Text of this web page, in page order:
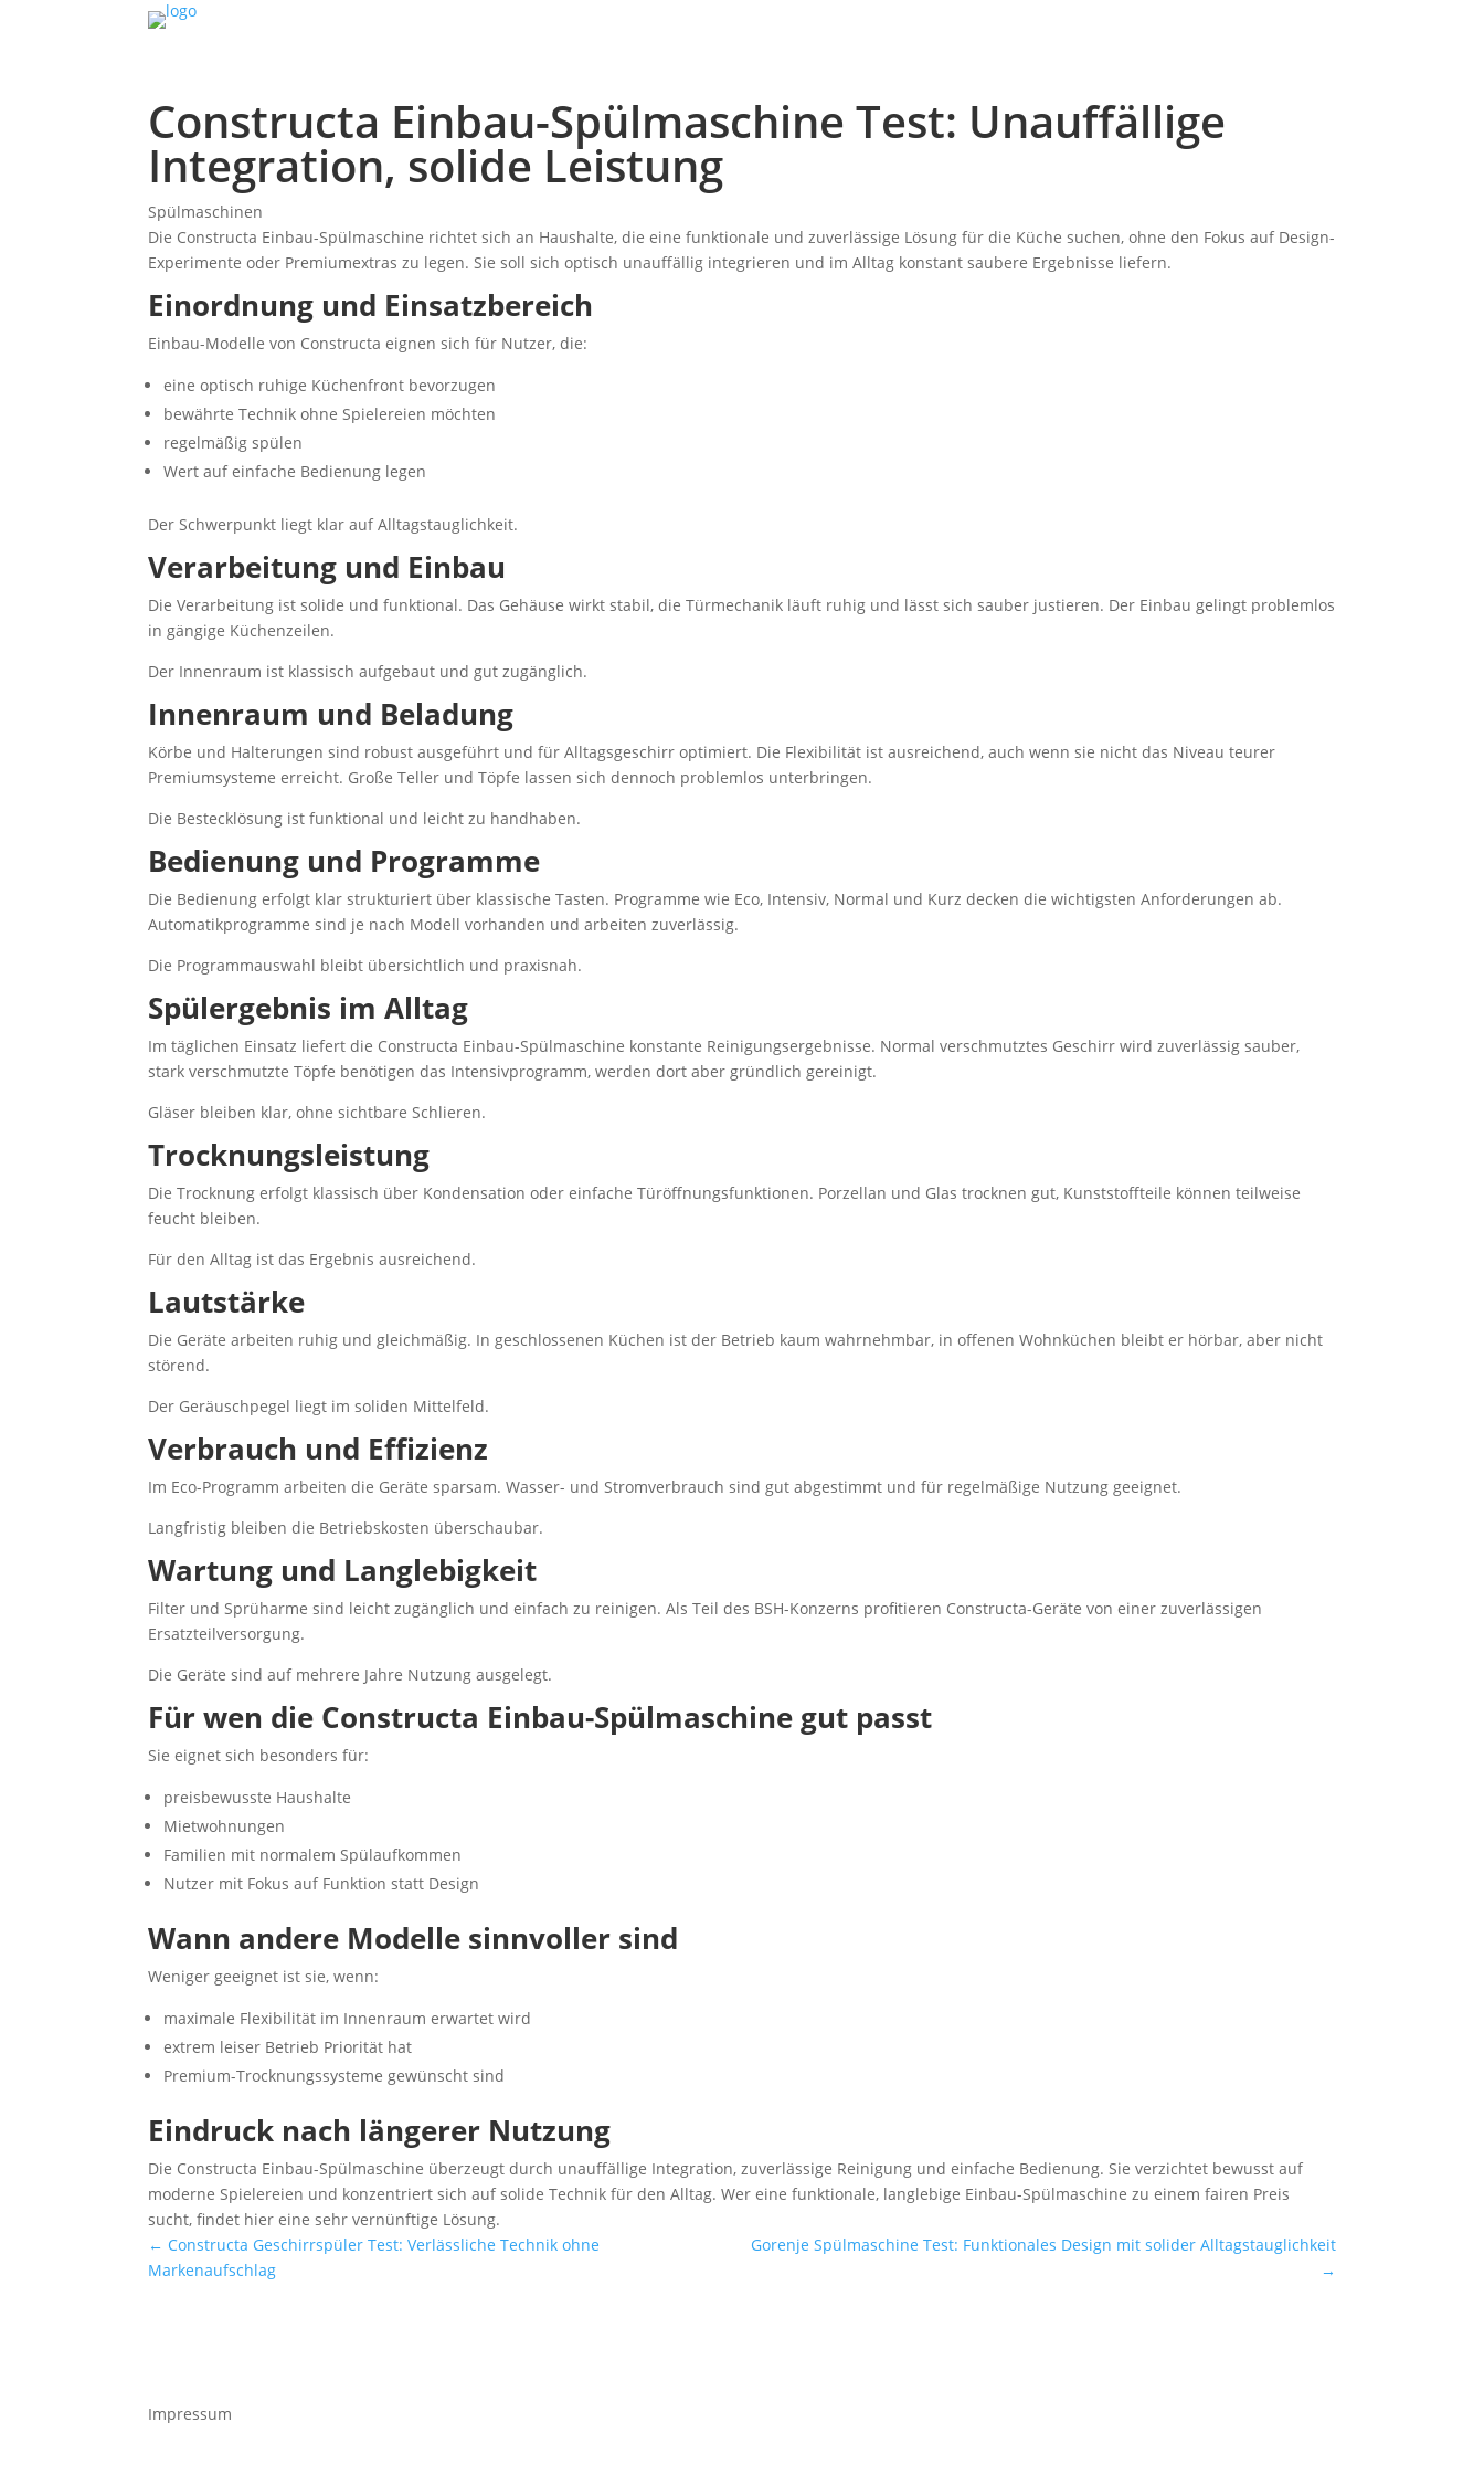
Constructa Einbau-Spülmaschine Test: Unauffällige
Integration, solide Leistung
Spülmaschinen
Die Constructa Einbau-Spülmaschine richtet sich an Haushalte, die eine funktionale und zuverlässige Lösung für die Küche suchen, ohne den Fokus auf Design-
Experimente oder Premiumextras zu legen. Sie soll sich optisch unauffällig integrieren und im Alltag konstant saubere Ergebnisse liefern.
Einordnung und Einsatzbereich
Einbau-Modelle von Constructa eignen sich für Nutzer, die:
eine optisch ruhige Küchenfront bevorzugen
bewährte Technik ohne Spielereien möchten
regelmäßig spülen
Wert auf einfache Bedienung legen
Der Schwerpunkt liegt klar auf Alltagstauglichkeit.
Verarbeitung und Einbau
Die Verarbeitung ist solide und funktional. Das Gehäuse wirkt stabil, die Türmechanik läuft ruhig und lässt sich sauber justieren. Der Einbau gelingt problemlos
in gängige Küchenzeilen.
Der Innenraum ist klassisch aufgebaut und gut zugänglich.
Innenraum und Beladung
Körbe und Halterungen sind robust ausgeführt und für Alltagsgeschirr optimiert. Die Flexibilität ist ausreichend, auch wenn sie nicht das Niveau teurer
Premiumsysteme erreicht. Große Teller und Töpfe lassen sich dennoch problemlos unterbringen.
Die Bestecklösung ist funktional und leicht zu handhaben.
Bedienung und Programme
Die Bedienung erfolgt klar strukturiert über klassische Tasten. Programme wie Eco, Intensiv, Normal und Kurz decken die wichtigsten Anforderungen ab.
Automatikprogramme sind je nach Modell vorhanden und arbeiten zuverlässig.
Die Programmauswahl bleibt übersichtlich und praxisnah.
Spülergebnis im Alltag
Im täglichen Einsatz liefert die Constructa Einbau-Spülmaschine konstante Reinigungsergebnisse. Normal verschmutztes Geschirr wird zuverlässig sauber,
stark verschmutzte Töpfe benötigen das Intensivprogramm, werden dort aber gründlich gereinigt.
Gläser bleiben klar, ohne sichtbare Schlieren.
Trocknungsleistung
Die Trocknung erfolgt klassisch über Kondensation oder einfache Türöffnungsfunktionen. Porzellan und Glas trocknen gut, Kunststoffteile können teilweise
feucht bleiben.
Für den Alltag ist das Ergebnis ausreichend.
Lautstärke
Die Geräte arbeiten ruhig und gleichmäßig. In geschlossenen Küchen ist der Betrieb kaum wahrnehmbar, in offenen Wohnküchen bleibt er hörbar, aber nicht
störend.
Der Geräuschpegel liegt im soliden Mittelfeld.
Verbrauch und Effizienz
Im Eco-Programm arbeiten die Geräte sparsam. Wasser- und Stromverbrauch sind gut abgestimmt und für regelmäßige Nutzung geeignet.
Langfristig bleiben die Betriebskosten überschaubar.
Wartung und Langlebigkeit
Filter und Sprüharme sind leicht zugänglich und einfach zu reinigen. Als Teil des BSH-Konzerns profitieren Constructa-Geräte von einer zuverlässigen
Ersatzteilversorgung.
Die Geräte sind auf mehrere Jahre Nutzung ausgelegt.
Für wen die Constructa Einbau-Spülmaschine gut passt
Sie eignet sich besonders für:
preisbewusste Haushalte
Mietwohnungen
Familien mit normalem Spülaufkommen
Nutzer mit Fokus auf Funktion statt Design
Wann andere Modelle sinnvoller sind
Weniger geeignet ist sie, wenn:
maximale Flexibilität im Innenraum erwartet wird
extrem leiser Betrieb Priorität hat
Premium-Trocknungssysteme gewünscht sind
Eindruck nach längerer Nutzung
Die Constructa Einbau-Spülmaschine überzeugt durch unauffällige Integration, zuverlässige Reinigung und einfache Bedienung. Sie verzichtet bewusst auf
moderne Spielereien und konzentriert sich auf solide Technik für den Alltag. Wer eine funktionale, langlebige Einbau-Spülmaschine zu einem fairen Preis
sucht, findet hier eine sehr vernünftige Lösung.
← Constructa Geschirrspüler Test: Verlässliche Technik ohne
Markenaufschlag
Gorenje Spülmaschine Test: Funktionales Design mit solider Alltagstauglichkeit
→
Impressum